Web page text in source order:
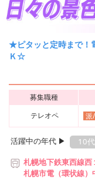
★ピタッと定時まで！
Ｋ☆
募集職種
テレオペ
派
活躍中の年代 ▶︎ 10代
札幌地下鉄東西線
札幌市電（環状線